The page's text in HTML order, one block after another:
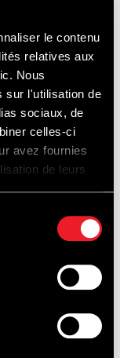
le contenu
relatives aux
Nous
sur l'utilisation de
sociaux, de
celles-ci
avez fournies
de leurs